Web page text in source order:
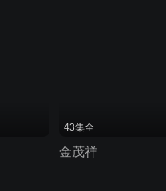
43集全
金茂祥